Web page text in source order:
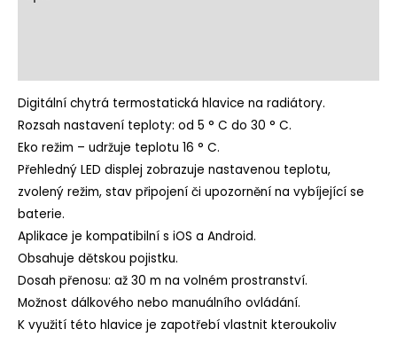
Digitální chytrá termostatická hlavice na radiátory.
Rozsah nastavení teploty: od 5 ° C do 30 ° C.
Eko režim – udržuje teplotu 16 ° C.
Přehledný LED displej zobrazuje nastavenou teplotu,
zvolený režim, stav připojení či upozornění na vybíjející se
baterie.
Aplikace je kompatibilní s iOS a Android.
Obsahuje dětskou pojistku.
Dosah přenosu: až 30 m na volném prostranství.
Možnost dálkového nebo manuálního ovládání.
K využití této hlavice je zapotřebí vlastnit kteroukoliv